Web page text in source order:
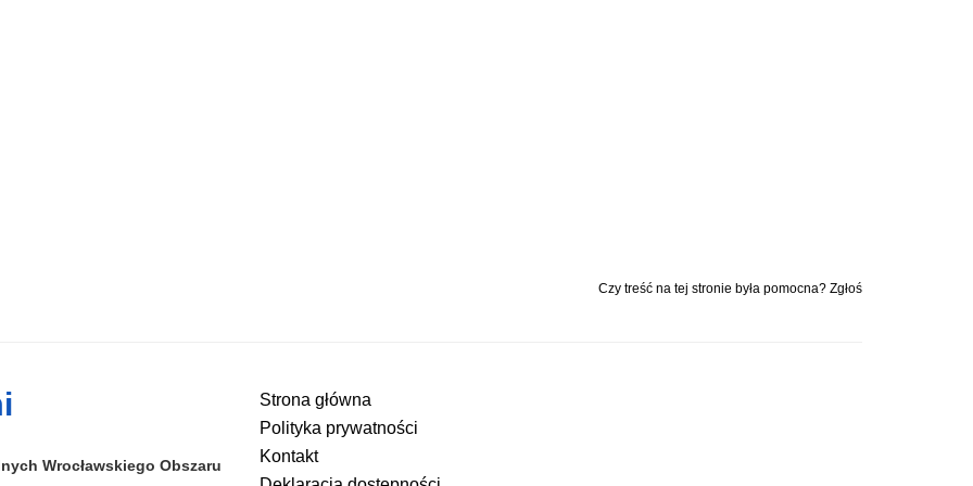
Czy treść na tej stronie była pomocna? Zgłoś
Wrocławskiego Obszaru
Strona główna
Polityka prywatności
Kontakt